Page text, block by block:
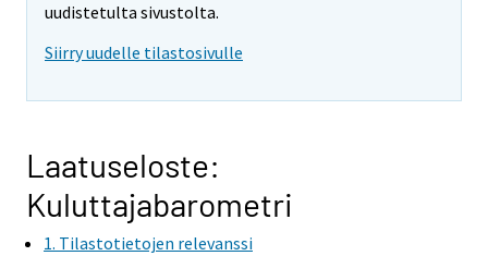
uudistetulta sivustolta.
Siirry uudelle tilastosivulle
Laatuseloste:
Kuluttajabarometri
1. Tilastotietojen relevanssi